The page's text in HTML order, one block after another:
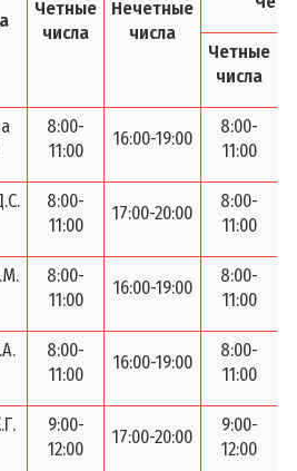
обращений
доверия, справочная
оценки
Четные
числа
Нечетные
числа
Четные
числа
8:00-
11:00
16:00-19:00
8:00-
11:00
8:00-
11:00
17:00-20:00
8:00-
11:00
8:00-
11:00
16:00-19:00
8:00-
11:00
8:00-
11:00
16:00-19:00
8:00-
11:00
9:00-
12:00
17:00-20:00
9:00-
12:00